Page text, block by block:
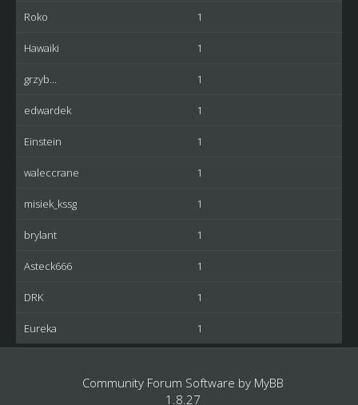
Roko 1
Hawaiki 1
grzyb... 1
edwardek 1
Einstein 1
waleccrane 1
misiek_kssg 1
brylant 1
Asteck666 1
DRK 1
Eureka 1
Community Forum Software by MyBB
1.8.27